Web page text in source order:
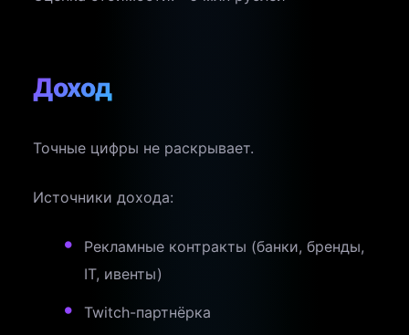
Доход
Точные цифры не раскрывает.
Источники дохода:
Рекламные контракты (банки, бренды,
IT, ивенты)
Twitch-партнёрка